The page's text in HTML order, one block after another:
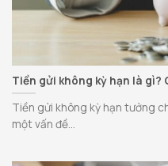
Tiền gửi không kỳ hạn là gì?
Tiền gửi không kỳ hạn tưởng
một vấn đề...